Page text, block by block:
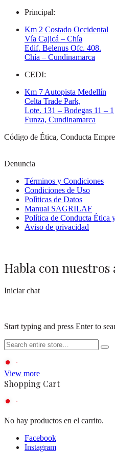
Principal:
Km 2 Costado Occidental
Vía Cajicá – Chía
Edif. Belenus Ofc. 408.
Chía – Cundinamarca
CEDI:
Km 7 Autopista Medellín
Celta Trade Park,
Lote. 131 – Bodegas 11 – 1
Funza, Cundinamarca
Código de Ética, Conducta
Denuncia
Términos y Condiciones
Condiciones de Uso
Polìticas de Datos
Manual SAGRILAF
Política de Conducta Ética
Aviso de privacidad
Habla con nuestros
Iniciar chat
Start typing and press Enter to
View more
Shopping Cart
No hay productos en el carrito.
Facebook
Instagram